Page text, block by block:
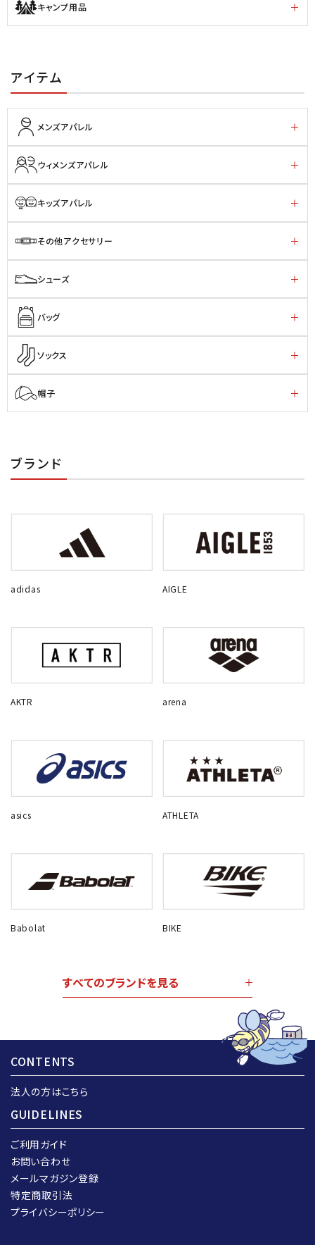
キャンプ用品
アイテム
メンズアパレル
ウィメンズアパレル
キッズアパレル
その他アクセサリー
シューズ
バッグ
ソックス
帽子
ブランド
adidas AIGLE
AKTR arena
asics ATHLETA
Babolat BIKE
すべてのブランドを見る
CONTENTS
法人の方はこちら
GUIDELINES
ご利用ガイド
お問い合わせ
メールマガジン登録
特定商取引法
プライバシーポリシー